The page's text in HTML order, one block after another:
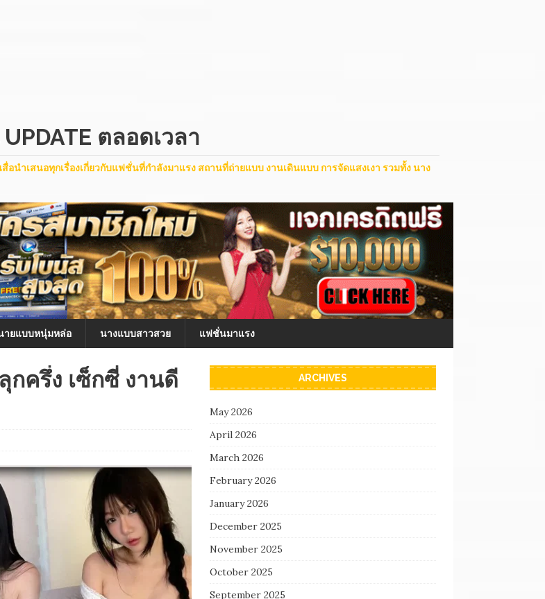
ตลอดเวลา
สื่อนำเสนอทุกเรื่องเกี่ยวกับแฟชั่นที่กำลังมาแรง สถานที่ถ่ายแบบ งานเดินแบบ การจัดแสงเงา รวมทั้ง นาง
ายแบบหนุ่มหล่อ นางแบบสาวสวย แฟชั่นมาแรง
ครึ่ง เซ็กซี่ งานดี
ARCHIVES
May 2026
April 2026
March 2026
February 2026
January 2026
December 2025
November 2025
October 2025
September 2025